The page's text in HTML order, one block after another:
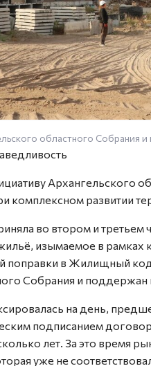
областного Собрания
Архангельского
комплексном развитии
во втором и
изымаемое в рамках
поправки в Жилищный
Собрания и
на день,
подписанием
лет. За это время
уже не